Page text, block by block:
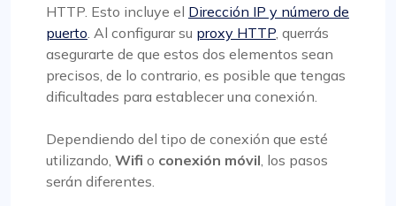
HTTP. Esto incluye el Dirección IP y número de
puerto . Al configurar su proxy HTTP , querrás
asegurarte de que estos dos elementos sean
precisos, de lo contrario, es posible que tengas
dificultades para establecer una conexión.
Dependiendo del tipo de conexión que esté
utilizando, Wifi o conexión móvil , los pasos
serán diferentes.